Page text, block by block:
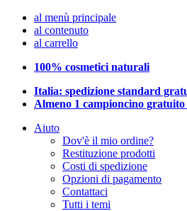
al menù principale
al contenuto
al carrello
100% cosmetici naturali
Italia: spedizione standard
Almeno 1 campioncino gratuito
Aiuto
Dov'è il mio ordine?
Restituzione prodotti
Costi di spedizione
Opzioni di pagamento
Contattaci
Tutti i temi